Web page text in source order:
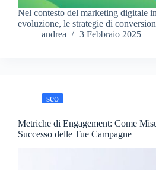
Nel contesto del marketing digitale
evoluzione, le strategie di
andrea
3 Febbraio 2025
seo
Metriche di Engagement: Come
Successo delle Tue Campagne